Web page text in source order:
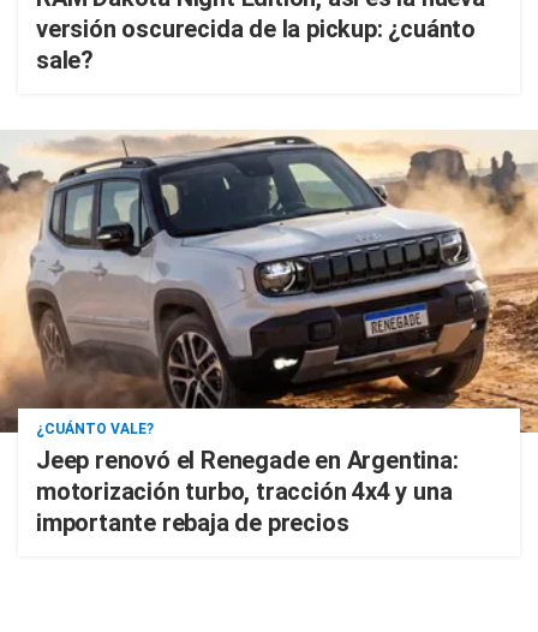
versión oscurecida de la pickup: ¿cuánto
sale?
¿CUÁNTO VALE?
Jeep renovó el Renegade en Argentina:
motorización turbo, tracción 4x4 y una
importante rebaja de precios